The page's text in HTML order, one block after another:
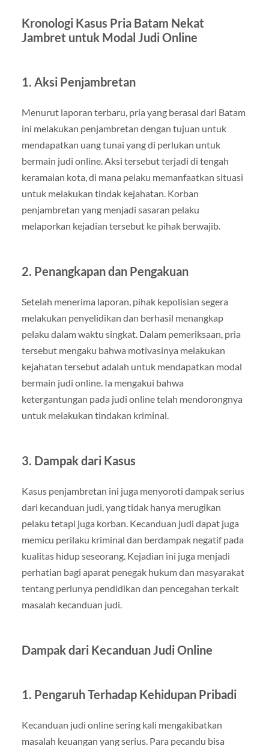
Kronologi Kasus Pria Batam Nekat
Jambret untuk Modal Judi Online
1. Aksi Penjambretan
Menurut laporan terbaru, pria yang berasal dari Batam
ini melakukan penjambretan dengan tujuan untuk
mendapatkan uang tunai yang di perlukan untuk
bermain judi online. Aksi tersebut terjadi di tengah
keramaian kota, di mana pelaku memanfaatkan situasi
untuk melakukan tindak kejahatan. Korban
penjambretan yang menjadi sasaran pelaku
melaporkan kejadian tersebut ke pihak berwajib.
2. Penangkapan dan Pengakuan
Setelah menerima laporan, pihak kepolisian segera
melakukan penyelidikan dan berhasil menangkap
pelaku dalam waktu singkat. Dalam pemeriksaan, pria
tersebut mengaku bahwa motivasinya melakukan
kejahatan tersebut adalah untuk mendapatkan modal
bermain judi online. Ia mengakui bahwa
ketergantungan pada judi online telah mendorongnya
untuk melakukan tindakan kriminal.
3. Dampak dari Kasus
Kasus penjambretan ini juga menyoroti dampak serius
dari kecanduan judi, yang tidak hanya merugikan
pelaku tetapi juga korban. Kecanduan judi dapat juga
memicu perilaku kriminal dan berdampak negatif pada
kualitas hidup seseorang. Kejadian ini juga menjadi
perhatian bagi aparat penegak hukum dan masyarakat
tentang perlunya pendidikan dan pencegahan terkait
masalah kecanduan judi.
Dampak dari Kecanduan Judi Online
1. Pengaruh Terhadap Kehidupan Pribadi
Kecanduan judi online sering kali mengakibatkan
masalah keuangan yang serius. Para pecandu bisa